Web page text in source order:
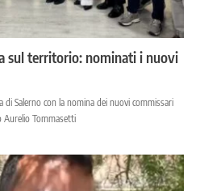
sul territorio: nominati i nuovi
Salerno con la nomina dei nuovi commissari
Aurelio Tommasetti